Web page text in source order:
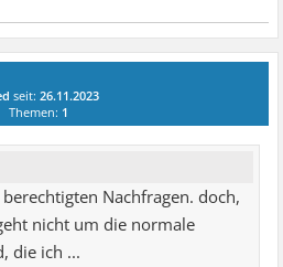
seit:26.11.2023
Themen: 1
Nachfragen. doch,
nicht um die normale
die ich ...